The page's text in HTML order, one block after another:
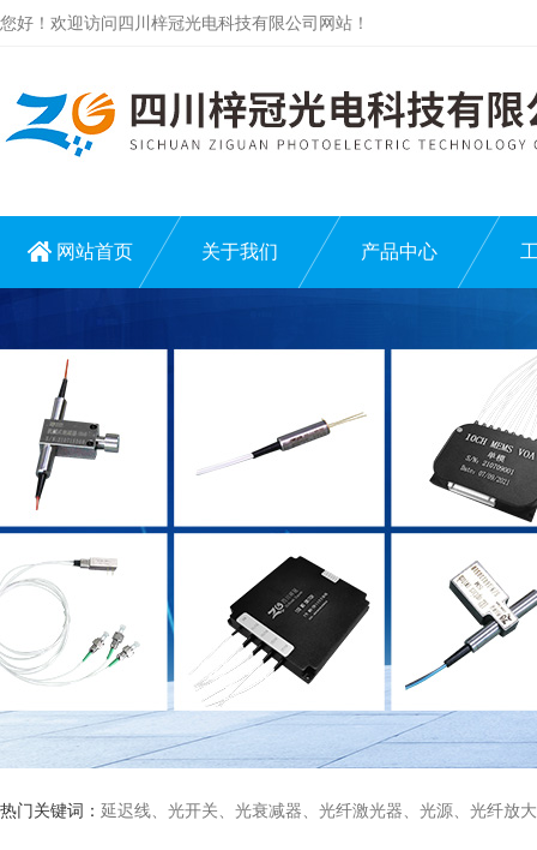
您好！欢迎访问四川梓冠光电科技有限公司网站！
网站首页 关于我们 产品中心
热门关键词： 延迟线、光开关、光衰减器、光纤激光器、光源、光纤放大器、光探测器、WDM准直器、光隔离器、环形器（三端口、四端口）、偏振分束器/合束器、起偏